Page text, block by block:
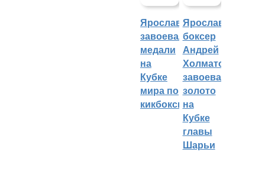
Ярославцы
завоевали
медали
на
Кубке
мира по
кикбоксингу
Ярославский
боксер
Андрей
Холматов
завоевал
золото
на
Кубке
главы
Шарьи